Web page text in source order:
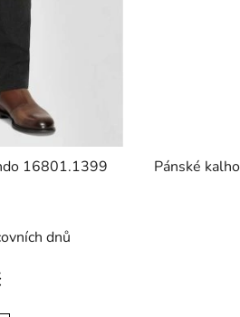
16801.1399
dnů
Pánské